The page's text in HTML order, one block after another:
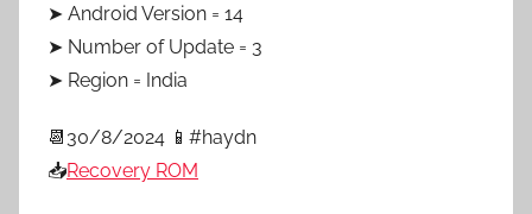
➤ Android Version = 14
➤ Number of Update = 3
➤ Region = India
📆30/8/2024 📱#haydn
📥Recovery ROM